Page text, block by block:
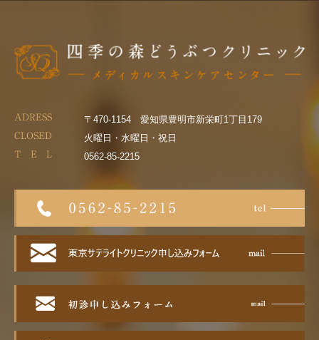
ADRESS 〒470-1154 愛知県豊明市新栄町1丁目179
CLOSED 火曜日・水曜日・祝日
T E L 0562-85-2215